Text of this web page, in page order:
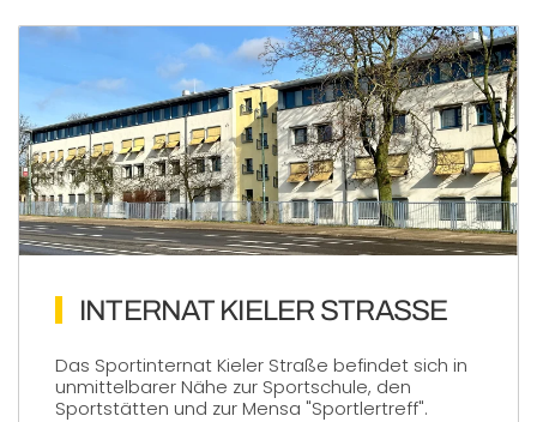
INTERNAT KIELER STRASSE
Das Sportinternat Kieler Straße befindet sich in
unmittelbarer Nähe zur Sportschule, den
Sportstätten und zur Mensa "Sportlertreff".